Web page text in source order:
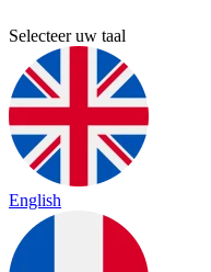
Selecteer uw taal
English